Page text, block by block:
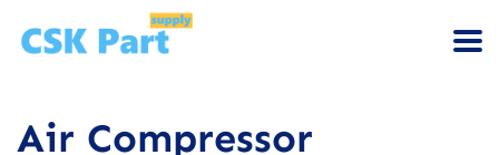
Air Compressor